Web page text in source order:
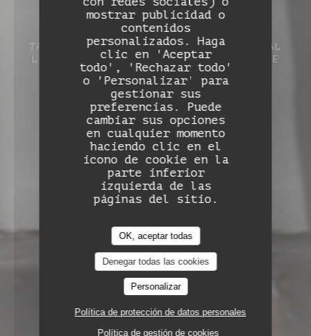
mostrar publicidad o
contenidos
personalizados. Haga
clic en 'Aceptar
todo', 'Rechazar todo'
o 'Personalizar' para
gestionar sus
preferencias. Puede
cambiar sus opciones
en cualquier momento
haciendo clic en el
icono de cookie en la
parte inferior
izquierda de las
páginas del sitio.
OK, aceptar todas
Denegar todas las cookies
Personalizar
Política de protección de datos personales
Política de gestión de cookies
TABLE DE CAMPAGNE
1 RUE DU MARÉCHAL
LECLERC 60860 SAINT-OMER-EN-CHAUSSÉE
Auberge de Monceaux